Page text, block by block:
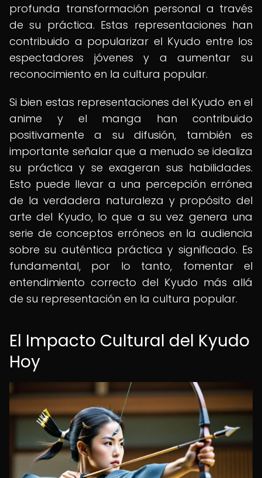
profunda transformación personal a través
de su práctica. Estas representaciones han
contribuido a popularizar el Kyudo entre los
espectadores jóvenes y a aumentar su
reconocimiento en la cultura popular.
Si bien estas representaciones del Kyudo en el
anime y el manga han contribuido
positivamente a su difusión, también es
importante señalar que a menudo se idealiza
su práctica y se exageran sus habilidades.
Esto puede llevar a una percepción errónea
de la verdadera naturaleza y propósito del
arte del Kyudo, lo que a su vez genera una
serie de conceptos erróneos en la audiencia
sobre su auténtica práctica y significado. Es
fundamental, por lo tanto, fomentar el
entendimiento correcto del Kyudo más allá
de su representación en la cultura popular.
El Impacto Cultural del Kyudo
Hoy